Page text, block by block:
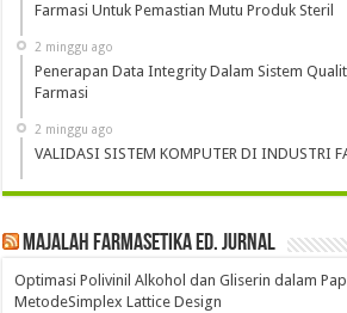
Farmasi Untuk Pemastian Mutu Produk Steril
2 minggu ago
Penerapan Data Integrity Dalam Sistem
Farmasi
2 minggu ago
VALIDASI SISTEM KOMPUTER DI INDUSTRI
Majalah Farmasetika Ed. Jurnal
Optimasi Polivinil Alkohol dan Gliserin dalam
MetodeSimplex Lattice Design